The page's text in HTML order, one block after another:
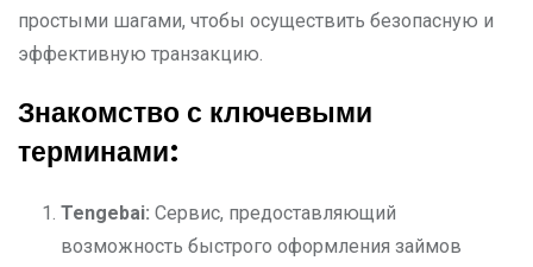
простыми шагами, чтобы осуществить безопасную и
эффективную транзакцию.
Знакомство с ключевыми
терминами:
Tengebai: Сервис, предоставляющий
возможность быстрого оформления займов